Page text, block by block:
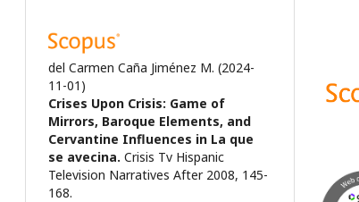
del Carmen Caña Jiménez M. (2024-
11-01)
Crises Upon Crisis: Game of
Mirrors, Baroque Elements, and
Cervantine Influences in La que
se avecina. Crisis Tv Hispanic
Television Narratives After 2008, 145-
168.